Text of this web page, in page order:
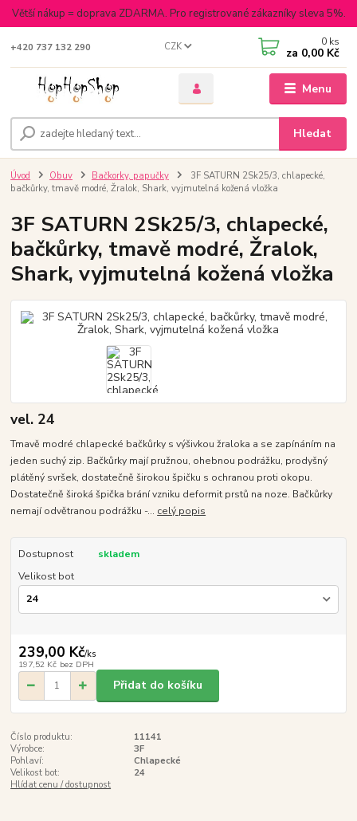
Větší nákup = doprava ZDARMA. Pro registrované zákazníky sleva 5%.
Menu
CZK
Hledat
+420 737 132 290 0 ks
za 0,00 Kč
Úvod Obuv Bačkorky, papučky
3F SATURN 2Sk25/3, chlapecké,
bačkůrky, tmavě modré, Žralok, Shark, vyjmutelná kožená vložka
3F SATURN 2Sk25/3, chlapecké,
bačkůrky, tmavě modré, Žralok,
Shark, vyjmutelná kožená vložka
vel. 24
Tmavě modré chlapecké bačkůrky s výšivkou žraloka a se zapínáním na
jeden suchý zip. Bačkůrky mají pružnou, ohebnou podrážku, prodyšný
plátěný svršek, dostatečně širokou špičku s ochranou proti okopu.
Dostatečně široká špička brání vzniku deformit prstů na noze. Bačkůrky
nemají odvětranou podrážku -... celý popis
Dostupnost
skladem
Velikost bot
239,00 Kč/ks
197,52 Kč bez DPH
Přidat do košíku
Číslo produktu:
11141
Výrobce:
3F
Pohlaví:
Chlapecké
Velikost bot:
24
Hlídat cenu / dostupnost